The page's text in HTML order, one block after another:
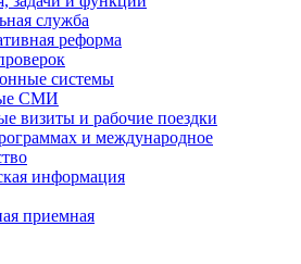
служба
реформа
системы
СМИ
визиты и рабочие поездки
и международное
информация
приемная